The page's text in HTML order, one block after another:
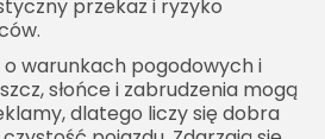
przekaz i ryzyko
warunkach pogodowych i
słońce i zabrudzenia mogą
dlatego liczy się dobra